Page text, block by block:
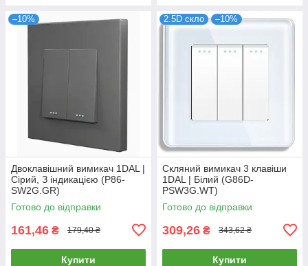
–10%
Двоклавішний вимикач 1DAL |
Сірий, З індикацією (P86-
SW2G.GR)
Готово до відправки
161,46 ₴ 179,40 ₴
Купити
2.5D скло –10%
Скляний вимикач 3 клавіши
1DAL | Білий (G86D-
PSW3G.WT)
Готово до відправки
309,26 ₴ 343,62 ₴
Купити